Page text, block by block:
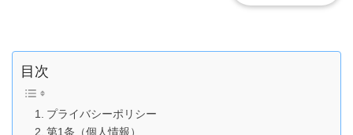
目次
プライバシーポリシー
第1条（個人情報）